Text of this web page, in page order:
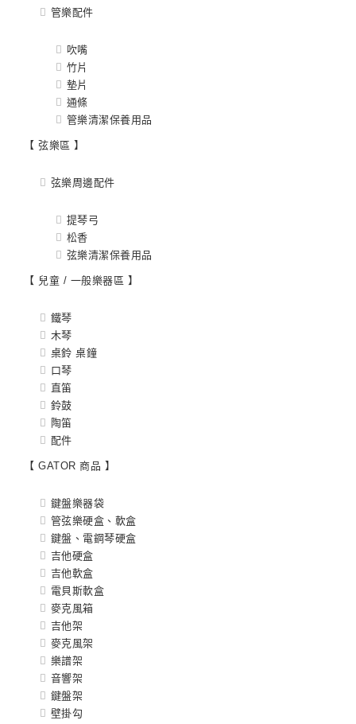
管樂配件
吹嘴
竹片
墊片
通條
管樂清潔保養用品
【 弦樂區 】
弦樂周邊配件
提琴弓
松香
弦樂清潔保養用品
【 兒童 / 一般樂器區 】
鐵琴
木琴
桌鈴 桌鐘
口琴
直笛
鈴鼓
陶笛
配件
【 GATOR 商品 】
鍵盤樂器袋
管弦樂硬盒、軟盒
鍵盤、電鋼琴硬盒
吉他硬盒
吉他軟盒
電貝斯軟盒
麥克風箱
吉他架
麥克風架
樂譜架
音響架
鍵盤架
壁掛勾